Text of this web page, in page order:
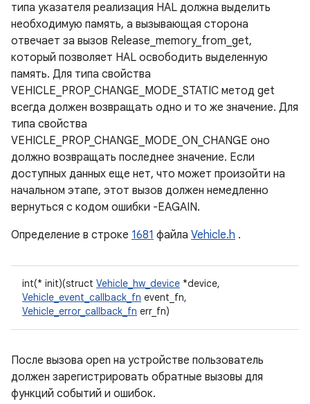
типа указателя реализация HAL должна выделить
необходимую память, а вызывающая сторона
отвечает за вызов Release_memory_from_get,
который позволяет HAL освободить выделенную
память. Для типа свойства
VEHICLE_PROP_CHANGE_MODE_STATIC метод get
всегда должен возвращать одно и то же значение. Для
типа свойства
VEHICLE_PROP_CHANGE_MODE_ON_CHANGE оно
должно возвращать последнее значение. Если
доступных данных еще нет, что может произойти на
начальном этапе, этот вызов должен немедленно
вернуться с кодом ошибки -EAGAIN.
Определение в строке 1681 файла Vehicle.h .
int(* init)(struct Vehicle_hw_device *device,
Vehicle_event_callback_fn event_fn,
Vehicle_error_callback_fn err_fn)
После вызова open на устройстве пользователь
должен зарегистрировать обратные вызовы для
функций событий и ошибок.